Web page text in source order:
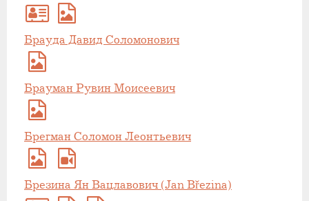
Брауда Давид Соломонович
Брауман Рувин Моисеевич
Брегман Соломон Леонтьевич
Брезина Ян Вацлавович (Jan Březina)